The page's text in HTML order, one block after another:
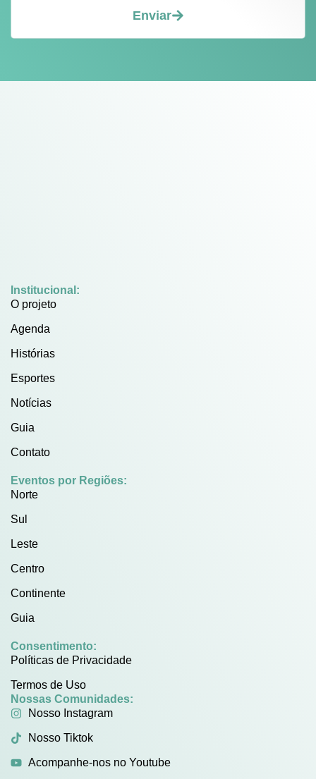
Enviar
Institucional:
O projeto
Agenda
Histórias
Esportes
Notícias
Guia
Contato
Eventos por Regiões:
Norte
Sul
Leste
Centro
Continente
Guia
Consentimento:
Políticas de Privacidade
Termos de Uso
Nossas Comunidades:
Nosso Instagram
Nosso Tiktok
Acompanhe-nos no Youtube